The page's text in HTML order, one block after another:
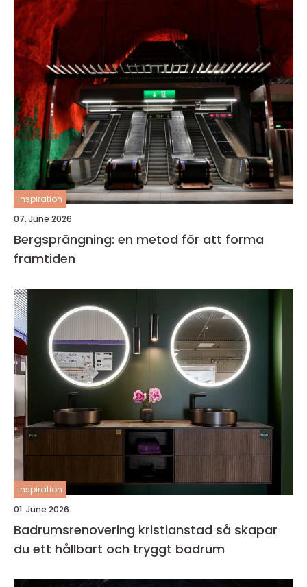
inspiration
07. June 2026
Bergsprängning: en metod för att forma
framtiden
inspiration
01. June 2026
Badrumsrenovering kristianstad så skapar
du ett hållbart och tryggt badrum